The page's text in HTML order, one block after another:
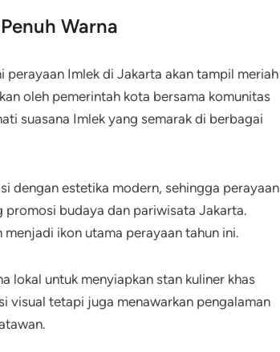
Warna
Imlek di Jakarta akan tampil meriah
oleh pemerintah kota bersama komunitas
suasana Imlek yang semarak di berbagai
dengan estetika modern, sehingga perayaan
budaya dan pariwisata Jakarta.
ikon utama perayaan tahun ini.
lokal untuk menyiapkan stan kuliner khas
visual tetapi juga menawarkan pengalaman